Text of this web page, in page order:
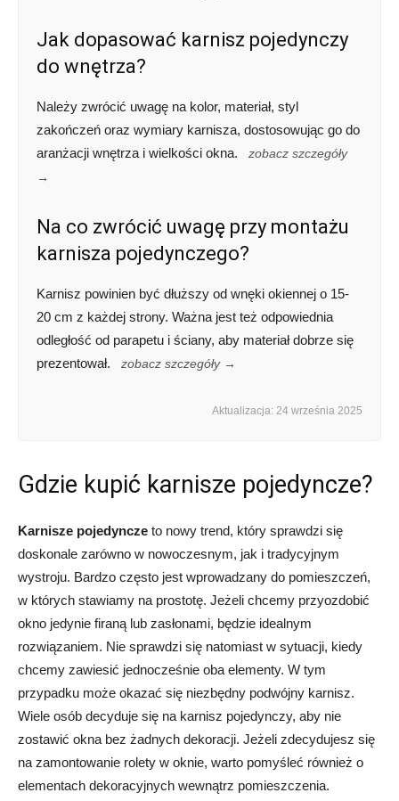
Jak dopasować karnisz pojedynczy
do wnętrza?
Należy zwrócić uwagę na kolor, materiał, styl
zakończeń oraz wymiary karnisza, dostosowując go do
aranżacji wnętrza i wielkości okna.
zobacz szczegóły
→
Na co zwrócić uwagę przy montażu
karnisza pojedynczego?
Karnisz powinien być dłuższy od wnęki okiennej o 15-
20 cm z każdej strony. Ważna jest też odpowiednia
odległość od parapetu i ściany, aby materiał dobrze się
prezentował.
zobacz szczegóły →
Aktualizacja: 24 września 2025
Gdzie kupić karnisze pojedyncze?
Karnisze pojedyncze to nowy trend, który sprawdzi się
doskonale zarówno w nowoczesnym, jak i tradycyjnym
wystroju. Bardzo często jest wprowadzany do pomieszczeń,
w których stawiamy na prostotę. Jeżeli chcemy przyozdobić
okno jedynie firaną lub zasłonami, będzie idealnym
rozwiązaniem. Nie sprawdzi się natomiast w sytuacji, kiedy
chcemy zawiesić jednocześnie oba elementy. W tym
przypadku może okazać się niezbędny podwójny karnisz.
Wiele osób decyduje się na karnisz pojedynczy, aby nie
zostawić okna bez żadnych dekoracji. Jeżeli zdecydujesz się
na zamontowanie rolety w oknie, warto pomyśleć również o
elementach dekoracyjnych wewnątrz pomieszczenia.